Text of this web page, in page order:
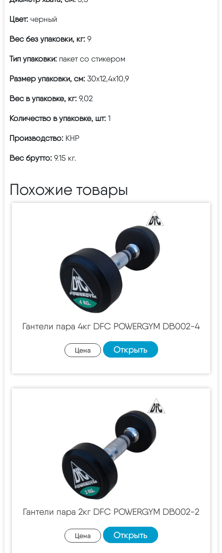
Цвет: черный
Вес без упаковки, кг: 9
Тип упаковки: пакет со стикером
Размер упаковки, см: 30х12,4х10,9
Вес в упаковке, кг: 9,02
Количество в упаковке, шт: 1
Производство: КНР
Вес брутто: 9.15 кг.
Похожие товары
Гантели пара 4кг DFC POWERGYM DB002-4
Цена Открыть
Гантели пара 2кг DFC POWERGYM DB002-2
Цена Открыть